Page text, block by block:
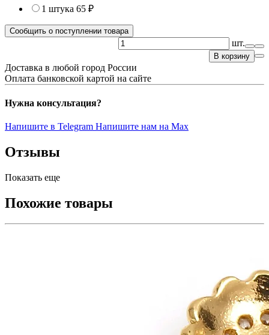
1 штука 65 ₽
Сообщить о поступлении товара
шт.
В корзину
Доставка в любой город России
Оплата банковской картой на сайте
Нужна консультация?
Напишите в Telegram Напишите нам на Max
Отзывы
Показать еще
Похожие товары